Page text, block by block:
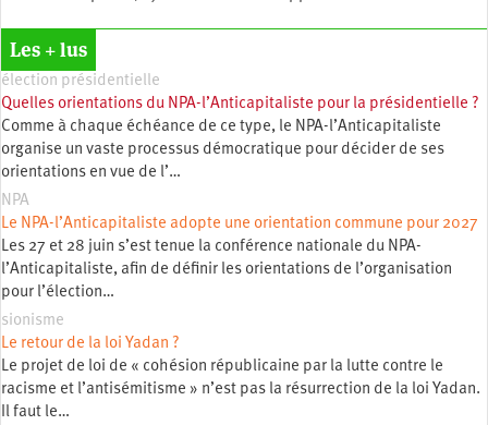
Les + lus
élection présidentielle
Quelles orientations du NPA-l’Anticapitaliste pour la présidentielle ?
Comme à chaque échéance de ce type, le NPA-l’Anticapitaliste
organise un vaste processus démocratique pour décider de ses
orientations en vue de l’…
NPA
Le NPA-l’Anticapitaliste adopte une orientation commune pour 2027
Les 27 et 28 juin s’est tenue la conférence nationale du NPA-
l’Anticapitaliste, afin de définir les orientations de l’organisation
pour l’élection…
sionisme
Le retour de la loi Yadan ?
Le projet de loi de « cohésion républicaine par la lutte contre le
racisme et l’antisémitisme » n’est pas la résurrection de la loi Yadan.
Il faut le…